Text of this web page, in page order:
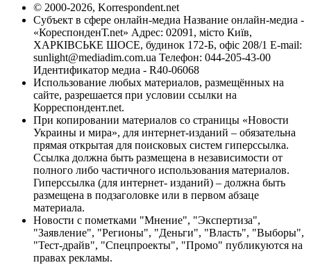
© 2000-2026, Korrespondent.net
Субъект в сфере онлайн-медиа Название онлайн-медиа -
«КореспонденТ.net» Адрес: 02091, місто Київ,
ХАРКІВСЬКЕ ШОСЕ, будинок 172-Б, офіс 208/1 E-mail:
sunlight@mediadim.com.ua Телефон: 044-205-43-00
Идентификатор медиа - R40-06068
Использование любых материалов, размещённых на
сайте, разрешается при условии ссылки на
Корреспондент.net.
При копировании материалов со страницы «Новости
Украины и мира», для интернет-изданий – обязательна
прямая открытая для поисковых систем гиперссылка.
Ссылка должна быть размещена в независимости от
полного либо частичного использования материалов.
Гиперссылка (для интернет- изданий) – должна быть
размещена в подзаголовке или в первом абзаце
материала.
Новости с пометками "Мнение", "Экспертиза",
"Заявление", "Регионы", "Деньги", "Власть", "Выборы",
"Тест-драйв", "Спецпроекты", "Промо" публикуются на
правах рекламы.